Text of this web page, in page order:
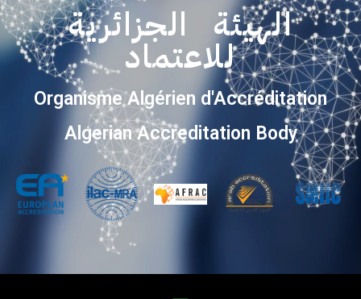
الهيئة الجزائرية
للاعتماد
Organisme Algérien d'Accréditation
Algerian Accreditation Body